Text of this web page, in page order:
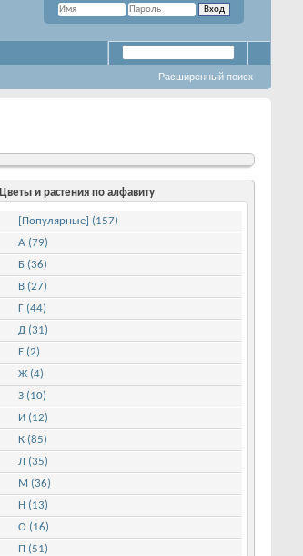
Расширенный поиск
Цветы и растения по алфавиту
[Популярные] (157)
А (79)
Б (36)
В (27)
Г (44)
Д (31)
Е (2)
Ж (4)
З (10)
И (12)
К (85)
Л (35)
М (36)
Н (13)
О (16)
П (51)